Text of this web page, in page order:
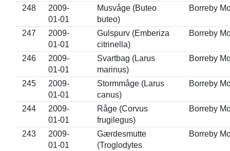
248
2009-
01-01
Musvåge (Buteo
buteo)
Borreby
247
2009-
01-01
Gulspurv (Emberiza
citrinella)
Borreby
246
2009-
01-01
Svartbag (Larus
marinus)
Borreby
245
2009-
01-01
Stormmåge (Larus
canus)
Borreby
244
2009-
01-01
Råge (Corvus
frugilegus)
Borreby
243
2009-
01-01
Gærdesmutte
(Troglodytes
Borreby